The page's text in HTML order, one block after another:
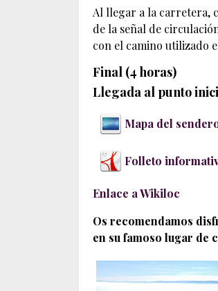
Al llegar a la carretera,
de la señal de
con el camino utilizado
Final (4 horas)
Llegada al punto
Mapa del
Folleto
Enlace a Wikiloc
Os recomendamos
en su famoso lugar de